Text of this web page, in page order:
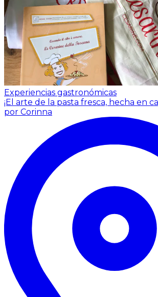
Experiencias gastronómicas
¡El arte de la pasta fresca, hecha en
por Corinna